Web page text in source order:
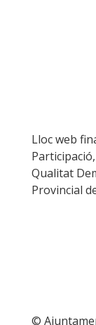
Lloc web
Qualitat
Provincial
©